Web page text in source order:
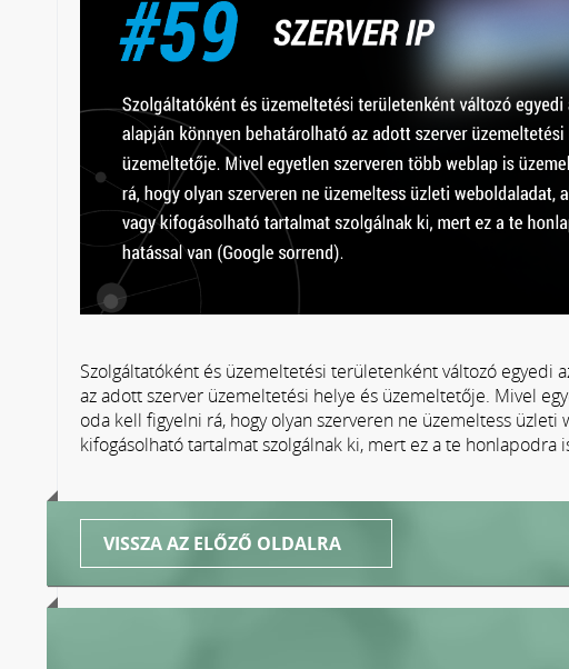
Szolgáltatóként és üzemeltetési területenként változó egyedi
az adott szerver üzemeltetési helye és üzemeltetője. Mivel
oda kell figyelni rá, hogy olyan szerveren ne üzemeltess
kifogásolható tartalmat szolgálnak ki, mert ez a te honlapodra
VISSZA AZ ELŐZŐ OLDALRA